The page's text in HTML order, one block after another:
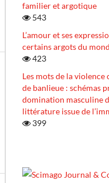
familier et argotique
543
L’amour et ses
certains argots du
423
Les mots de la violence
de banlieue : schémas
domination masculine
littérature issue de
399